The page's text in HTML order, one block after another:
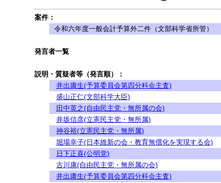
案件：
令和六年度一般会計予算外二件（文部科学省所管）
発言者一覧
説明・質疑者等（発言順）：
井出庸生(予算委員会第四分科会主査)
盛山正仁(文部科学大臣)
田中英之(自由民主党・無所属の会)
井坂信彦(立憲民主党・無所属)
神谷裕(立憲民主党・無所属)
堀場幸子(日本維新の会・教育無償化を実現する会)
日下正喜(公明党)
古川康(自由民主党・無所属の会)
井出庸生(予算委員会第四分科会主査)